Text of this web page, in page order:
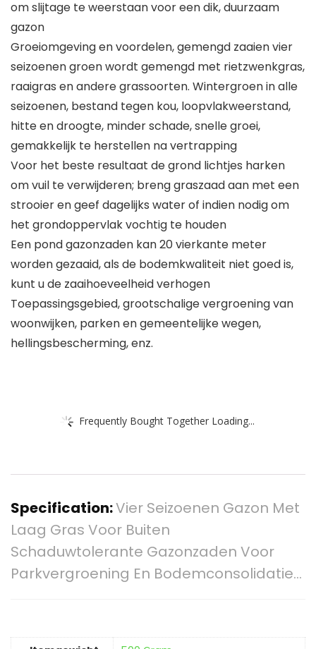
om slijtage te weerstaan ​​voor een dik, duurzaam
gazon
Groeiomgeving en voordelen, gemengd zaaien vier
seizoenen groen wordt gemengd met rietzwenkgras,
raaigras en andere grassoorten. Wintergroen in alle
seizoenen, bestand tegen kou, loopvlakweerstand,
hitte en droogte, minder schade, snelle groei,
gemakkelijk te herstellen na vertrapping
Voor het beste resultaat de grond lichtjes harken
om vuil te verwijderen; breng graszaad aan met een
strooier en geef dagelijks water of indien nodig om
het grondoppervlak vochtig te houden
Een pond gazonzaden kan 20 vierkante meter
worden gezaaid, als de bodemkwaliteit niet goed is,
kunt u de zaaihoeveelheid verhogen
Toepassingsgebied, grootschalige vergroening van
woonwijken, parken en gemeentelijke wegen,
hellingsbescherming, enz.
Frequently Bought Together Loading...
Specification:Vier Seizoenen Gazon Met
Laag Gras Voor Buiten
Schaduwtolerante Gazonzaden Voor
Parkvergroening En Bodemconsolidatie…